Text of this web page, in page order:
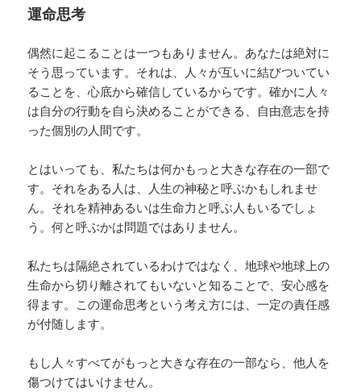
運命思考
偶然に起こることは一つもありません。あなたは絶対に
そう思っています。それは、人々が互いに結びついてい
ることを、心底から確信しているからです。確かに人々
は自分の行動を自ら決めることができる、自由意志を持
った個別の人間です。
とはいっても、私たちは何かもっと大きな存在の一部で
す。それをある人は、人生の神秘と呼ぶかもしれませ
ん。それを精神あるいは生命力と呼ぶ人もいるでしょ
う。何と呼ぶかは問題ではありません。
私たちは隔絶されているわけではなく、地球や地球上の
生命から切り離されてもいないと知ることで、安心感を
得ます。この運命思考という考え方には、一定の責任感
が付随します。
もし人々すべてがもっと大きな存在の一部なら、他人を
傷つけてはいけません。